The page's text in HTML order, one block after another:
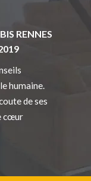
RENNES
humaine.
de ses
cœur